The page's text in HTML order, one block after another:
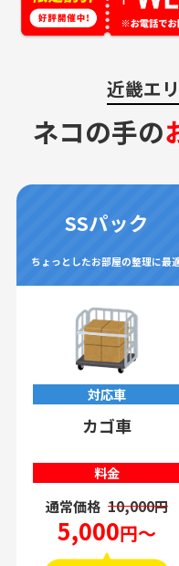
近畿エ
ネコの手の
SSパック
ちょっとしたお部屋の整理に最
対応車
カゴ車
料金
通常価格 10,000円
5,000円～